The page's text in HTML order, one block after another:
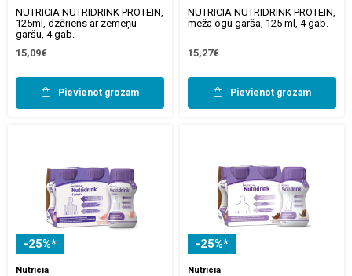
NUTRICIA NUTRIDRINK PROTEIN,
125ml, dzēriens ar zemeņu
garšu, 4 gab.
15,09€
Pievienot grozam
NUTRICIA NUTRIDRINK PROTEIN,
meža ogu garša, 125 ml, 4 gab.
15,27€
Pievienot grozam
-25%*
Nutricia
-25%*
Nutricia